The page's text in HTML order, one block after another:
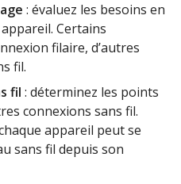
: évaluez les besoins en
Certains
filaire, d’autres
fil.
fil : déterminez les points
connexions sans fil.
appareil peut se
sans fil depuis son